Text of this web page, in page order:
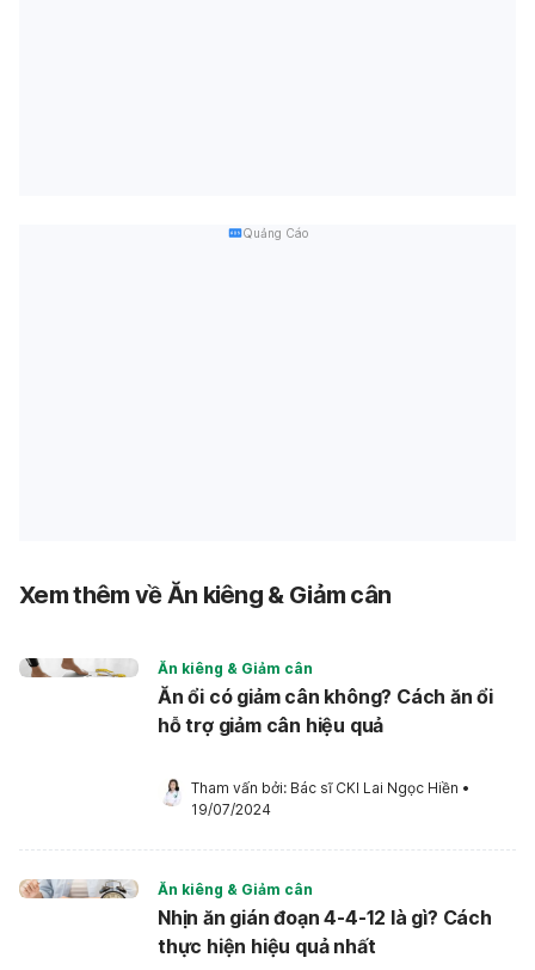
Quảng Cáo
Xem thêm về Ăn kiêng & Giảm cân
Ăn kiêng & Giảm cân
Ăn ổi có giảm cân không? Cách ăn ổi
hỗ trợ giảm cân hiệu quả
Tham vấn bởi: Bác sĩ CKI Lai Ngọc Hiền •
19/07/2024
Ăn kiêng & Giảm cân
Nhịn ăn gián đoạn 4-4-12 là gì? Cách
thực hiện hiệu quả nhất